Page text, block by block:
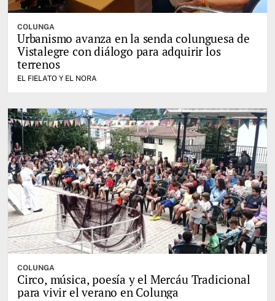
COLUNGA
Urbanismo avanza en la senda colunguesa de
Vistalegre con diálogo para adquirir los
terrenos
EL FIELATO Y EL NORA
COLUNGA
Circo, música, poesía y el Mercáu Tradicional
para vivir el verano en Colunga